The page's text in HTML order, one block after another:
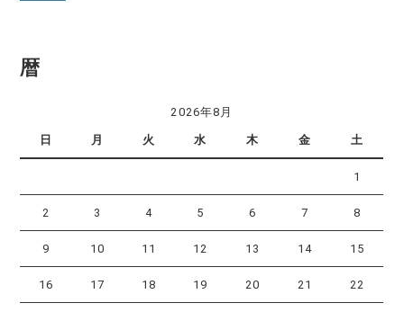
暦
2026年8月
日 月 火 水 木 金 土
1
2 3 4 5 6 7 8
9 10 11 12 13 14 15
16 17 18 19 20 21 22